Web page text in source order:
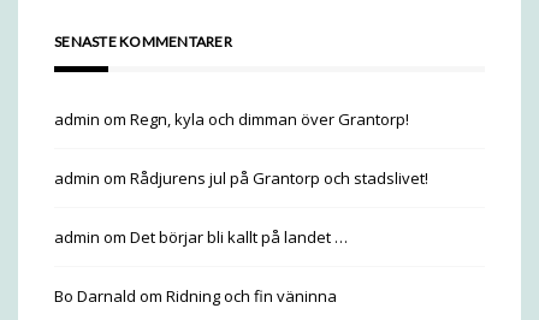
SENASTE KOMMENTARER
admin om Regn, kyla och dimman över Grantorp!
admin om Rådjurens jul på Grantorp och stadslivet!
admin om Det börjar bli kallt på landet …
Bo Darnald om Ridning och fin väninna